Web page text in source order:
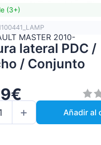
(3+)
MASTER 2010-
lateral PDC /
/ Conjunto
Añadir al